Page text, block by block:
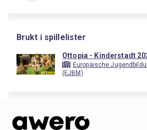
Brukt i spillelister
Ottopia - Kinderstadt
Europäische
(EJBM)